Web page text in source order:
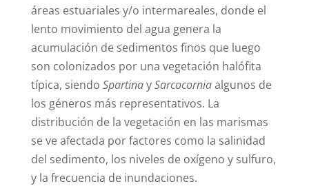
áreas estuariales y/o intermareales, donde el
lento movimiento del agua genera la
acumulación de sedimentos finos que luego
son colonizados por una vegetación halófita
típica, siendo SpartinaySarcocorniaalgunos de
los géneros más representativos. La
distribución de la vegetación en las marismas
se ve afectada por factores como la salinidad
del sedimento, los niveles de oxígeno y sulfuro,
y la frecuencia de inundaciones.